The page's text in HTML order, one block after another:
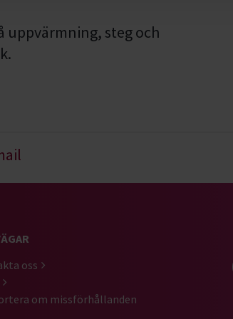
uppvärmning, steg och
oss
om missförhållanden